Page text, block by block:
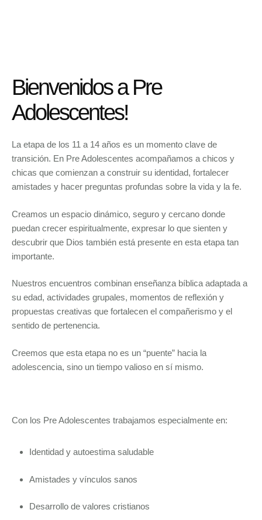
Bienvenidos a Pre
Adolescentes!
La etapa de los 11 a 14 años es un momento clave de
transición. En Pre Adolescentes acompañamos a chicos y
chicas que comienzan a construir su identidad, fortalecer
amistades y hacer preguntas profundas sobre la vida y la fe.
Creamos un espacio dinámico, seguro y cercano donde
puedan crecer espiritualmente, expresar lo que sienten y
descubrir que Dios también está presente en esta etapa tan
importante.
Nuestros encuentros combinan enseñanza bíblica adaptada a
su edad, actividades grupales, momentos de reflexión y
propuestas creativas que fortalecen el compañerismo y el
sentido de pertenencia.
Creemos que esta etapa no es un “puente” hacia la
adolescencia, sino un tiempo valioso en sí mismo.
Con los Pre Adolescentes trabajamos especialmente en:
Identidad y autoestima saludable
Amistades y vínculos sanos
Desarrollo de valores cristianos